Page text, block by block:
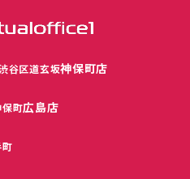
谷区道玄坂神保町店
町広島店